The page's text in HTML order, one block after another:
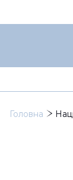
Головна